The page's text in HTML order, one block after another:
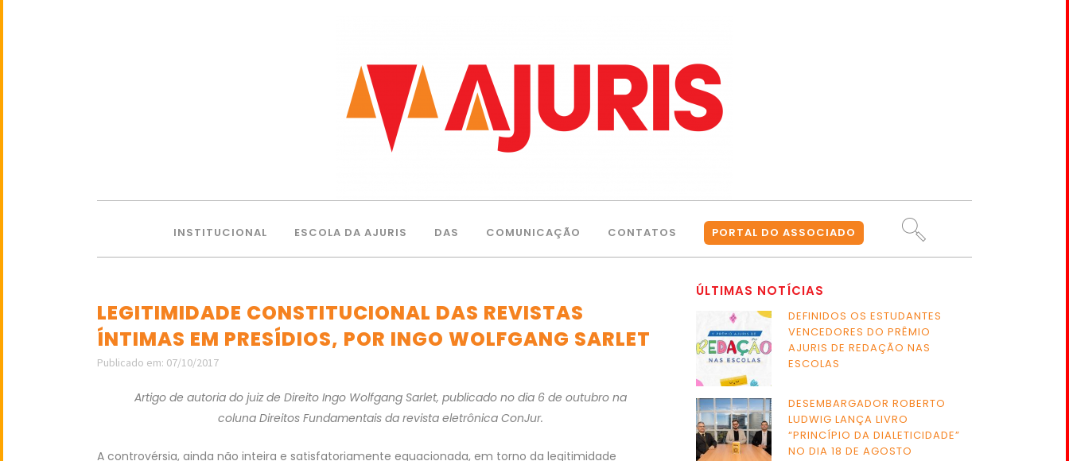
INSTITUCIONAL ESCOLA DA AJURIS DAS COMUNICAÇÃO CONTATOS PORTAL DO ASSOCIADO
LEGITIMIDADE CONSTITUCIONAL DAS REVISTAS
ÍNTIMAS EM PRESÍDIOS, POR INGO WOLFGANG SARLET
Publicado em: 07/10/2017
Artigo de autoria do juiz de Direito Ingo Wolfgang Sarlet, publicado no dia 6 de outubro na
coluna Direitos Fundamentais da revista eletrônica ConJur.
A controvérsia, ainda não inteira e satisfatoriamente equacionada, em torno da legitimidade
ÚLTIMAS NOTÍCIAS
DEFINIDOS OS ESTUDANTES
VENCEDORES DO PRÊMIO
AJURIS DE REDAÇÃO NAS
ESCOLAS
DESEMBARGADOR ROBERTO
LUDWIG LANÇA LIVRO
“PRINCÍPIO DA DIALETICIDADE”
NO DIA 18 DE AGOSTO